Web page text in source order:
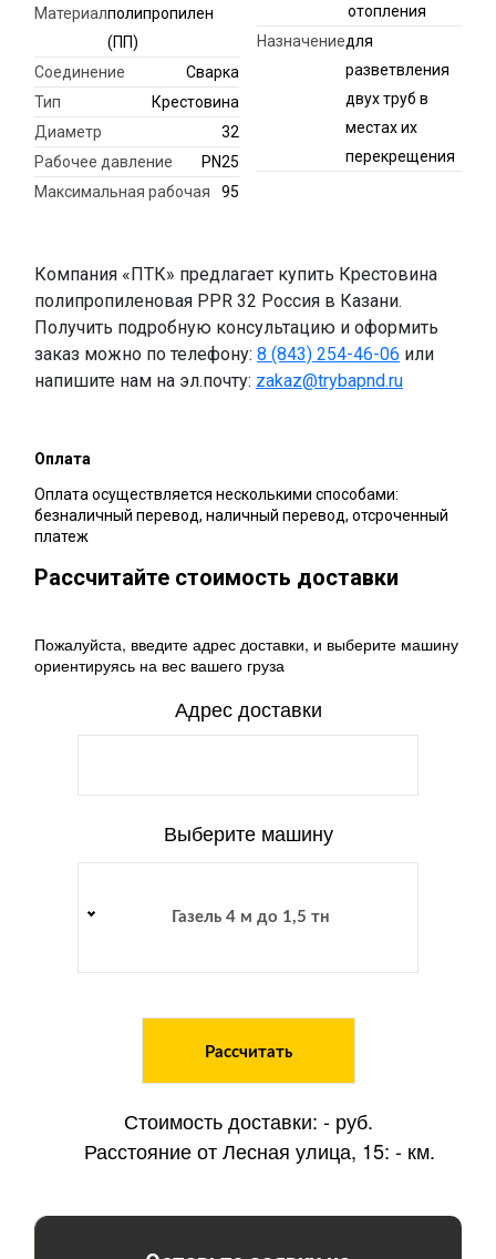
Материалполипропилен
(ПП)
Соединение
Сварка
Тип
Крестовина
Диаметр
32
Рабочее давление
PN25
Максимальная рабочая
95
отопления
Назначениедля
разветвления
двух труб в
местах их
перекрещения
Компания «ПТК» предлагает купить Крестовина
полипропиленовая PPR 32 Россия в Казани.
Получить подробную консультацию и оформить
заказ можно по телефону: 8 (843) 254-46-06 или
напишите нам на эл.почту: zakaz@trybapnd.ru
Оплата
Оплата осуществляется несколькими способами:
безналичный перевод, наличный перевод, отсроченный
платеж
Рассчитайте стоимость доставки
Пожалуйста, введите адрес доставки, и выберите машину
ориентируясь на вес вашего груза
Адрес доставки
Выберите машину
Газель 4 м до 1,5 тн
Рассчитать
Стоимость доставки: -руб.
Расстояние от Лесная улица, 15: -км.